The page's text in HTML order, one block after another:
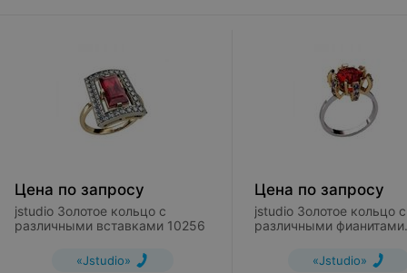
Цена по запросу
jstudio Золотое кольцо с
различными вставками 10256
«Jstudio»
Цена по запросу
jstudio Золотое кольцо с
различными фианитами
«Jstudio»